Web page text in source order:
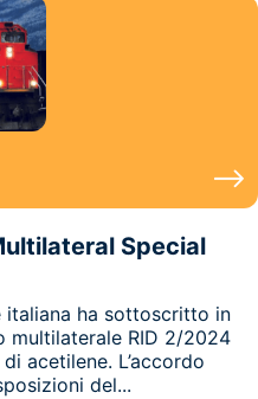
Special
italiana ha sottoscritto in
multilaterale RID 2/2024
acetilene. L’accordo
del...